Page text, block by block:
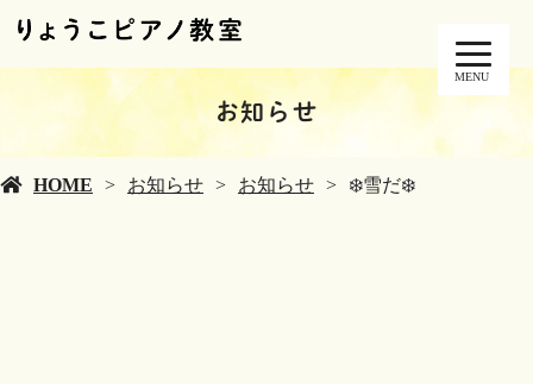
MENU
お知らせ
HOME お知らせ お知らせ ❄️雪だ❄️